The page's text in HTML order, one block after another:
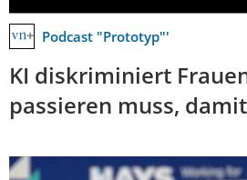
Podcast "Prototyp"'
KI diskriminiert
passieren muss,